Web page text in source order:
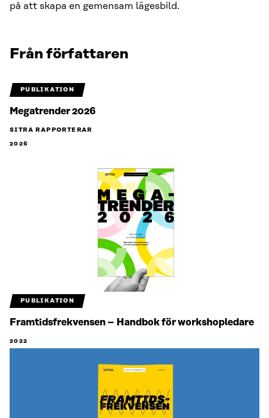
på att skapa en gemensam lägesbild.
Från författaren
PUBLIKATION
Megatrender 2026
SITRA RAPPORTERAR
2026
PUBLIKATION
Framtidsfrekvensen – Handbok för workshopledare
2022